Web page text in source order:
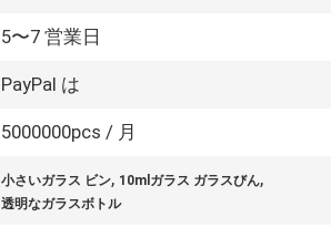
5〜7 営業日
PayPal は
5000000pcs / 月
小さいガラス ビン, 10mlガラス ガラスびん,
透明なガラスボトル